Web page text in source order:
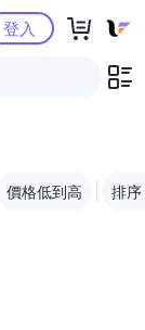
登入
價格低到高 排序